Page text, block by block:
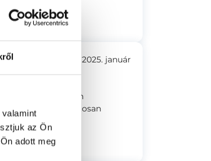
az Ön
adott meg
2025. január
Nagyon
és mindent pontosan